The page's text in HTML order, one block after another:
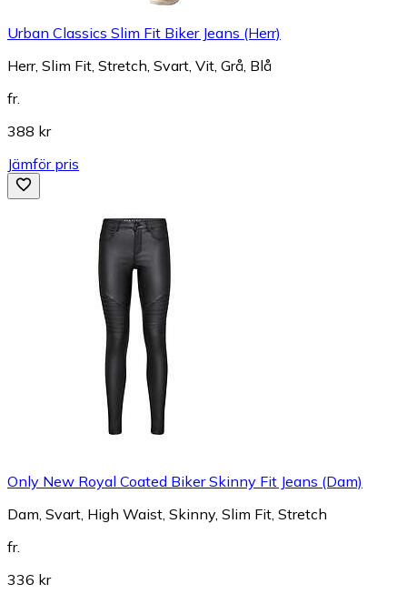
Urban Classics Slim Fit Biker Jeans (Herr)
Herr, Slim Fit, Stretch, Svart, Vit, Grå, Blå
fr.
388 kr
Jämför pris
Only New Royal Coated Biker Skinny Fit Jeans (Dam)
Dam, Svart, High Waist, Skinny, Slim Fit, Stretch
fr.
336 kr